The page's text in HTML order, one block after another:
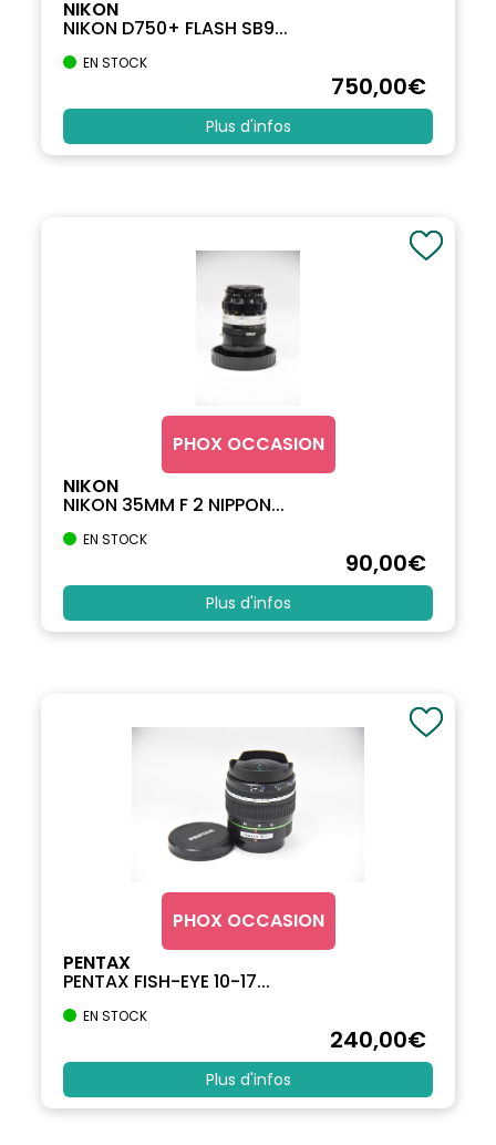
NIKON
NIKON D750+ FLASH SB9...
EN STOCK
750,00€
Plus d'infos
PHOX OCCASION
NIKON
NIKON 35MM F 2 NIPPON...
EN STOCK
90,00€
Plus d'infos
PHOX OCCASION
PENTAX
PENTAX FISH-EYE 10-17...
EN STOCK
240,00€
Plus d'infos